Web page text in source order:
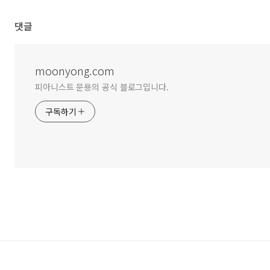
댓글
moonyong.com
피아니스트 문용의 공식 블로그입니다.
구독하기